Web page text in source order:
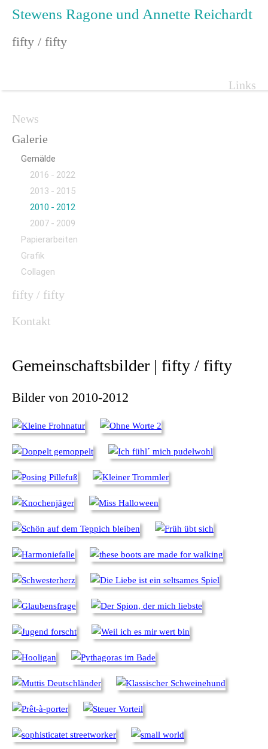
Stewens Ragone und Annette Reichardt
fifty / fifty
Links
Navigation
überspringen
News
Galerie
Gemälde
2016 - 2022
2013 - 2015
2010 - 2012
2007 - 2009
Papierarbeiten
Grafik
Collagen
fifty / fifty
Kontakt
Gemeinschaftsbilder | fifty / fifty
Bilder von 2010-2012